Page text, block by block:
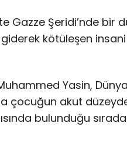
Gazze Şeridi’nde bir
kötüleşen
Yasin, Dünya
çocuğun akut
bulunduğu